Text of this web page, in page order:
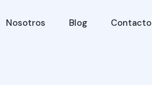
Nosotros Blog Contacto